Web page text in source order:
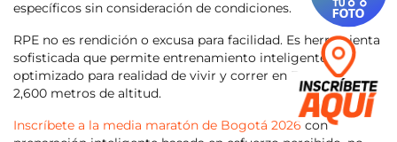
específicos sin consideración de condiciones.
RPE no es rendición o excusa para facilidad. Es herramienta
sofisticada que permite entrenamiento inteligente
optimizado para realidad de vivir y correr en Bogotá a
2,600 metros de altitud.
Inscríbete a la media maratón de Bogotá 2026 con